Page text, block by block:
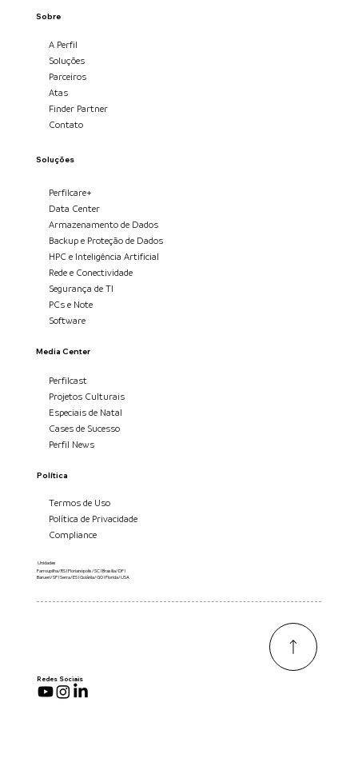
Redes Sociais
Unidades
Farroupilha/RS I Florianópolis/SC I Brasília/DF I
Barueri/SP I Serra/ES I Goiânia/GO I Florida/USA
Sobre
Soluções
Media Center
Política
A Perfil
Soluções
Parceiros
Atas
Finder Partner
Contato
Perfilcare+
Data Center
Armazenamento de Dados
Backup e Proteção de Dados
HPC e Inteligência Artificial
Rede e Conectividade
Segurança de TI
PCs e Note
Software
Perfilcast
Projetos Culturais
Especiais de Natal
Cases de Sucesso
Perfil News
Termos de Uso
Política de Privacidade
Compliance